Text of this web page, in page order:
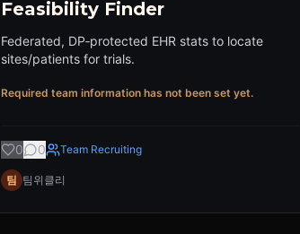
Feasibility Finder
Federated, DP‑protected EHR stats to locate
sites/patients for trials.
Required team information has not been set yet.
0 0 Team Recruiting
팀 팀위클리